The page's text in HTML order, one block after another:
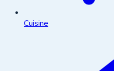
Cuisine